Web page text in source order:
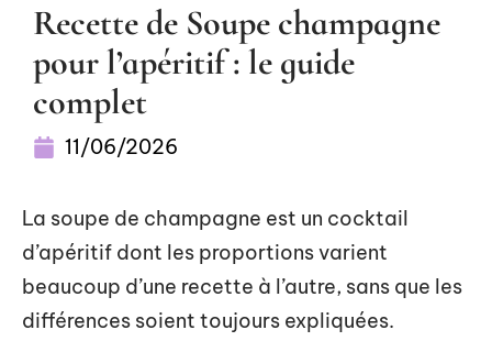
Recette de Soupe champagne
pour l’apéritif : le guide
complet
11/06/2026
La soupe de champagne est un cocktail
d’apéritif dont les proportions varient
beaucoup d’une recette à l’autre, sans que les
différences soient toujours expliquées.